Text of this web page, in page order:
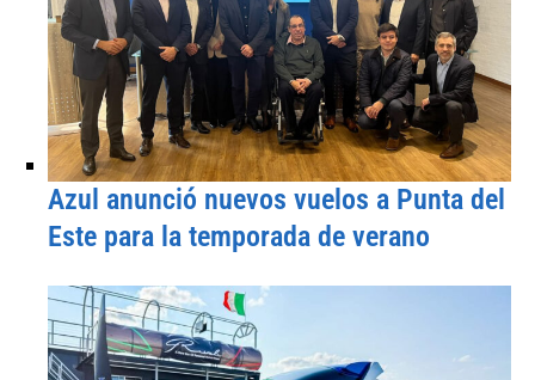
Azul anunció nuevos vuelos a Punta del
Este para la temporada de verano